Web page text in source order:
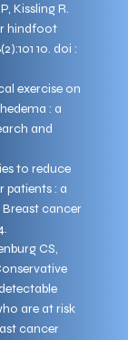
Kissling R.
hindfoot
10. doi :
exercise on
: a
and
to reduce
patients : a
Breast cancer
CS,
are at risk
cancer